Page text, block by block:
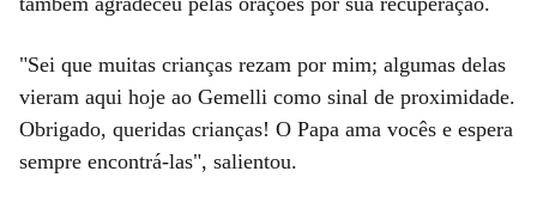
"Sei que muitas crianças rezam por mim; algumas delas
vieram aqui hoje ao Gemelli como sinal de proximidade.
Obrigado, queridas crianças! O Papa ama vocês e espera
sempre encontrá-las", salientou.